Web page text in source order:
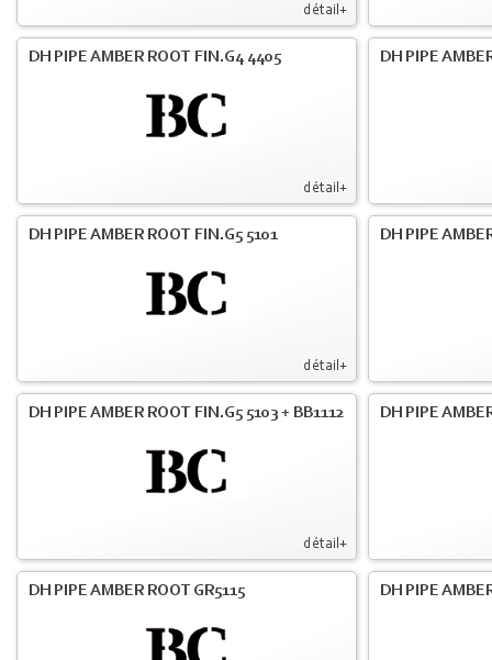
détail+
détail+
DH PIPE AMBER ROOT FIN.G4 4405 DH PIPE
détail+
DH PIPE AMBER ROOT FIN.G5 5101 DH PIPE
détail+
DH PIPE AMBER ROOT FIN.G5 5103 + BB1112 DH PIPE
DH PIPE AMBER ROOT GR5115 DH PIPE